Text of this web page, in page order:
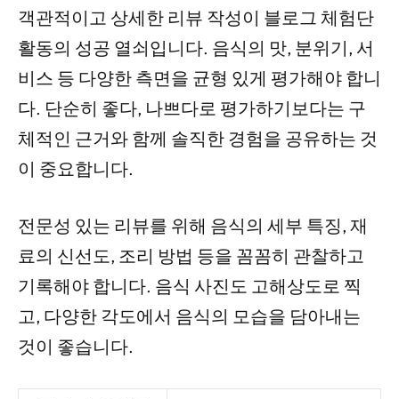
객관적이고 상세한 리뷰 작성이 블로그 체험단
활동의 성공 열쇠입니다. 음식의 맛, 분위기, 서
비스 등 다양한 측면을 균형 있게 평가해야 합니
다. 단순히 좋다, 나쁘다로 평가하기보다는 구
체적인 근거와 함께 솔직한 경험을 공유하는 것
이 중요합니다.
전문성 있는 리뷰를 위해 음식의 세부 특징, 재
료의 신선도, 조리 방법 등을 꼼꼼히 관찰하고
기록해야 합니다. 음식 사진도 고해상도로 찍
고, 다양한 각도에서 음식의 모습을 담아내는
것이 좋습니다.